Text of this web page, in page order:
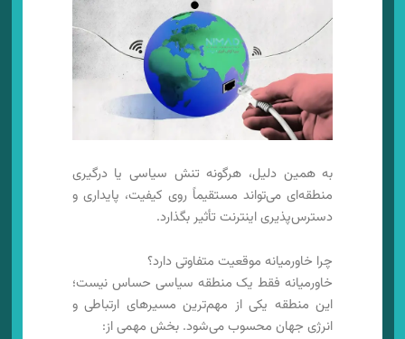
به همین دلیل، هرگونه تنش سیاسی یا درگیری
منطقه‌ای می‌تواند مستقیماً روی کیفیت، پایداری و
دسترس‌پذیری اینترنت تأثیر بگذارد.
چرا خاورمیانه موقعیت متفاوتی دارد؟
خاورمیانه فقط یک منطقه سیاسی حساس نیست؛
این منطقه یکی از مهم‌ترین مسیرهای ارتباطی و
انرژی جهان محسوب می‌شود. بخش مهمی از: